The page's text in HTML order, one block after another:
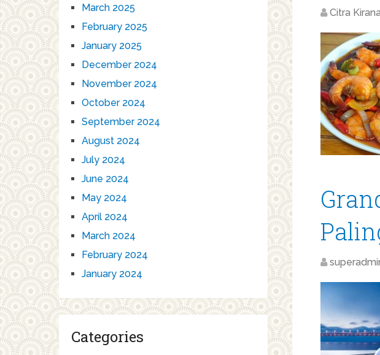
Citra
March 2025
February 2025
January 2025
December 2024
November 2024
October 2024
September 2024
August 2024
July 2024
June 2024
May 2024
April 2024
March 2024
February 2024
January 2024
Categories